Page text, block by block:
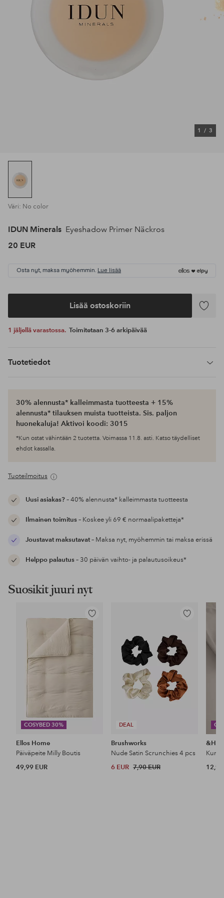
1 / 3
Väri: No color
IDUN Minerals Eyeshadow Primer Näckros
20 EUR
Osta nyt, maksa myöhemmin. Lue lisää
Lisää ostoskoriin
Lisää
1 jäljellä varastossa. Toimitetaan 3-6 arkipäivää
Tuotetiedot
30% alennusta* kalleimmasta tuotteesta + 15%
alennusta* tilauksen muista tuotteista. Sis. paljon
huonekaluja! Aktivoi koodi: 3015
*Kun ostat vähintään 2 tuotetta. Voimassa 11.8. asti. Katso täydelliset
ehdot kassalla.
Tuoteilmoitus
Uusi asiakas?– 40% alennusta* kalleimmasta tuotteesta
Ilmainen toimitus– Koskee yli 69 € normaalipaketteja*
Joustavat maksutavat– Maksa nyt, myöhemmin tai maksa erissä
Helppo palautus– 30 päivän vaihto- ja palautusoikeus*
Suosikit juuri nyt
COSYBED 30%
Lisää
Ellos Home
Päiväpeite Milly Boutis
49,99 EUR
DEAL
Lisää
Brushworks
Nude Satin Scrunchies 4 pcs
6 EUR 7,90 EUR 12,99